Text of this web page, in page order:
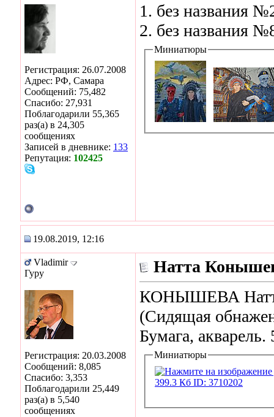
Регистрация: 26.07.2008
Адрес: РФ, Самара
Сообщений: 75,482
Спасибо: 27,931
Поблагодарили 55,365
раз(а) в 24,305
сообщениях
Записей в дневнике: 133
Репутация: 102425
1. без названия
2. без названия
Миниатюры
19.08.2019, 12:16
Vladimir
Гуру
Регистрация: 20.03.2008
Сообщений: 8,085
Спасибо: 3,353
Поблагодарили 25,449
раз(а) в 5,540
сообщениях
Натта
КОНЫШЕВА Натта
(Сидящая
Бумага,
Миниатюры